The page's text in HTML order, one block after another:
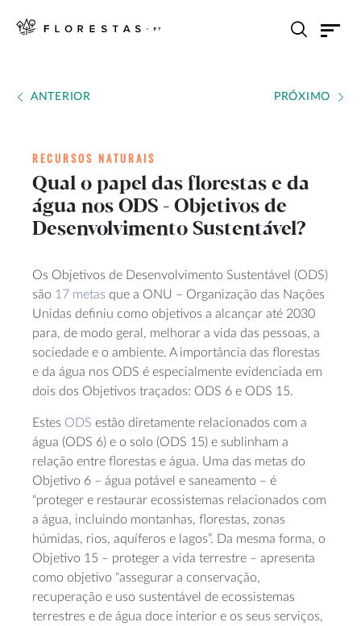
ANTERIOR PRÓXIMO
RECURSOS NATURAIS
Qual o papel das florestas e da
água nos ODS - Objetivos de
Desenvolvimento Sustentável?
Os Objetivos de Desenvolvimento Sustentável (ODS)
são 17 metas que a ONU – Organização das Nações
Unidas definiu como objetivos a alcançar até 2030
para, de modo geral, melhorar a vida das pessoas, a
sociedade e o ambiente. A importância das florestas
e da água nos ODS é especialmente evidenciada em
dois dos Objetivos traçados: ODS 6 e ODS 15.
Estes ODS estão diretamente relacionados com a
água (ODS 6) e o solo (ODS 15) e sublinham a
relação entre florestas e água. Uma das metas do
Objetivo 6 – água potável e saneamento – é
“proteger e restaurar ecossistemas relacionados com
a água, incluindo montanhas, florestas, zonas
húmidas, rios, aquíferos e lagos”. Da mesma forma, o
Objetivo 15 – proteger a vida terrestre – apresenta
como objetivo “assegurar a conservação,
recuperação e uso sustentável de ecossistemas
terrestres e de água doce interior e os seus serviços,